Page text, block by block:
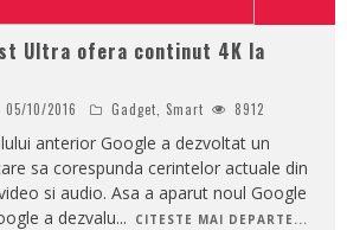
Ultra ofera continut 4K la
05/10/2016 Gadget Smart 8912
anterior Google a dezvoltat un
sa corespunda cerintelor actuale din
si audio. Asa a aparut noul Google
a dezvalu... CITESTE MAI DEPARTE...